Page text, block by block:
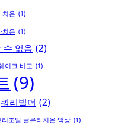
치온 (1)
치온 (1)
수 없음 (2)
이크 비교 (1)
(9)
쿼리빌더 (2)
리조말 글루타치온 액상 (1)